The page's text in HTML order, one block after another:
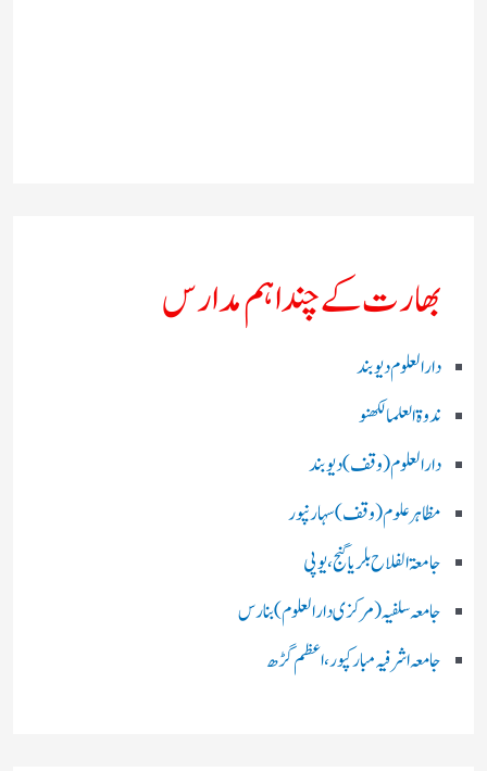
بھارت کے چند اہم مدارس
دارالعلوم دیوبند
ندوۃالعلما لکھنو
دارالعلوم (وقف)دیوبند
مظاہرعلوم (وقف)سہارنپور
جامعۃ الفلاح بلریاگنج،یوپی
جامعہ سلفیہ(مرکزی دارالعلوم )بنارس
جامعہ اشرفیہ مبارکپور،اعظم گڑھ